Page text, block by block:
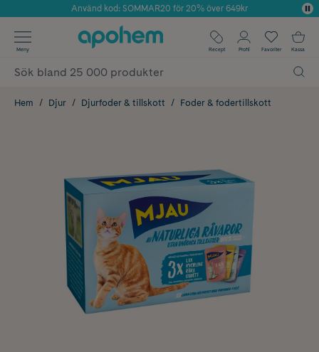
Årets Butik 2025 inom Skönhet
Använd kod: SOMMAR20 för 20% över 649kr
✓ Fri frakt
✓ Poäng på alla köp*
Meny Recept Profil Favoriter Kassa
Hem Djur Djurfoder & tillskott Foder & fodertillskott